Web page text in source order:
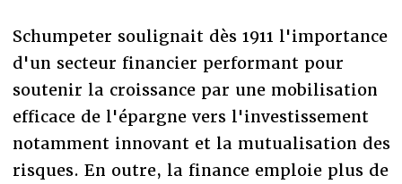
Schumpeter soulignait dès 1911 l'importance
d'un secteur financier performant pour
soutenir la croissance par une mobilisation
efficace de l'épargne vers l'investissement
notamment innovant et la mutualisation des
risques. En outre, la finance emploie plus de